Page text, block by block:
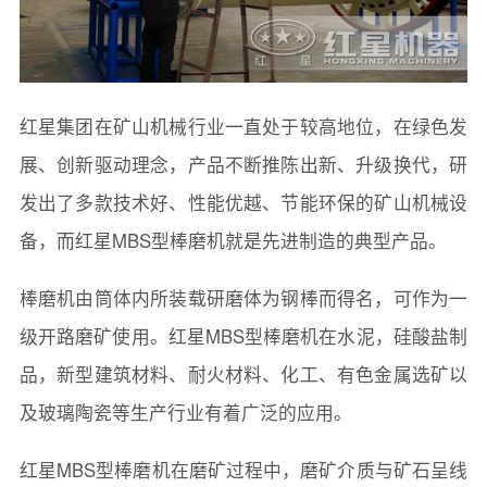
红星集团在矿山机械行业一直处于较高地位，在绿色发
展、创新驱动理念，产品不断推陈出新、升级换代，研
发出了多款技术好、性能优越、节能环保的矿山机械设
备，而红星MBS型棒磨机就是先进制造的典型产品。
棒磨机由筒体内所装载研磨体为钢棒而得名，可作为一
级开路磨矿使用。红星MBS型棒磨机在水泥，硅酸盐制
品，新型建筑材料、耐火材料、化工、有色金属选矿以
及玻璃陶瓷等生产行业有着广泛的应用。
红星MBS型棒磨机在磨矿过程中，磨矿介质与矿石呈线